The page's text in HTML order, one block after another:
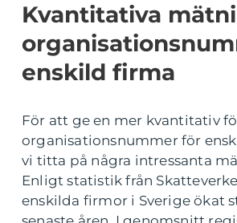
Kvantitativa
enskild firma
För att ge en mer kvantitativ
organisationsnummer för
vi titta på några intressanta
Enligt statistik från
enskilda firmor i Sverige ökat